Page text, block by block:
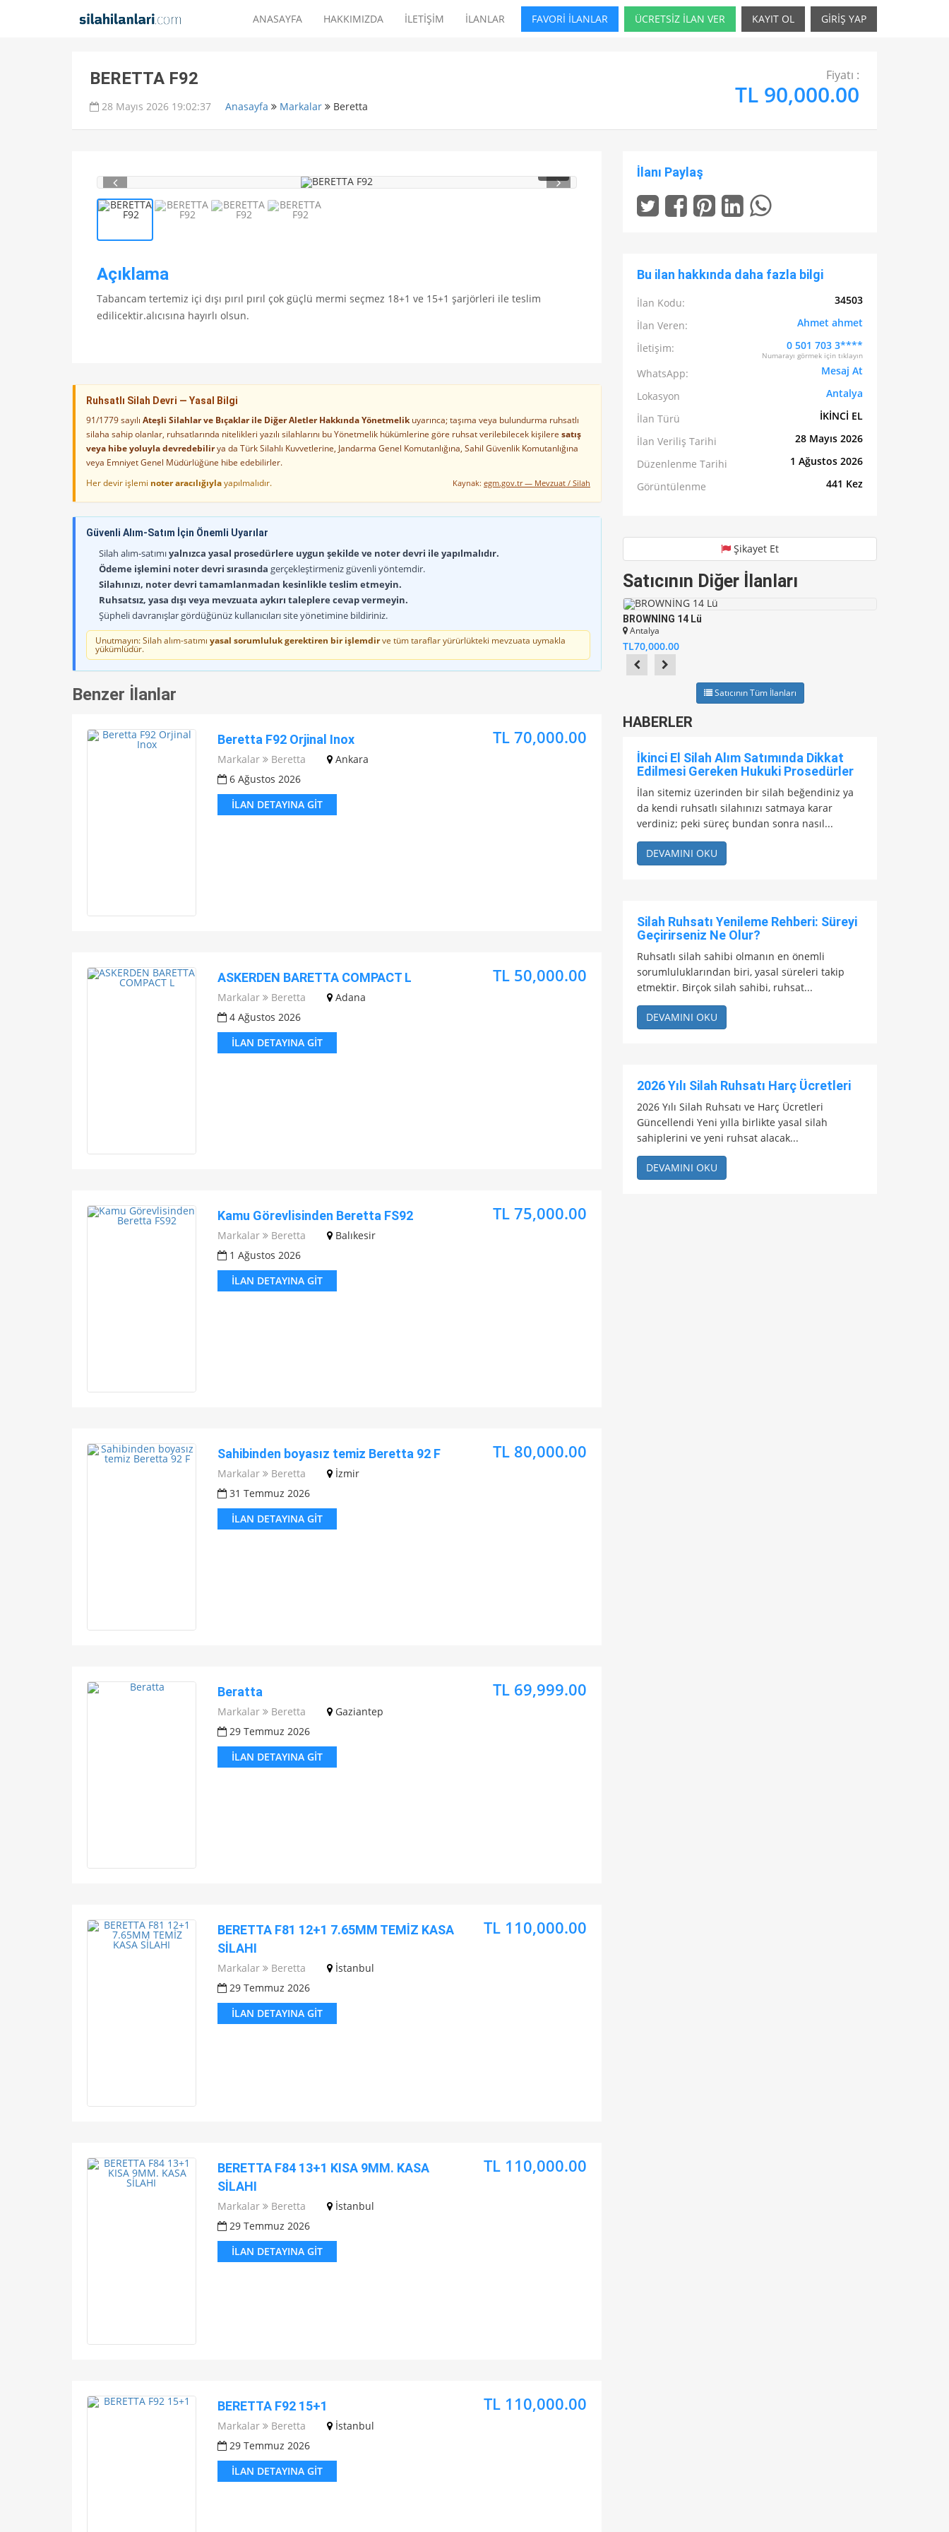
ANASAYFA HAKKIMIZDA İLETİŞİM İLANLAR FAVORİ İLANLAR ÜCRETSİZ İLAN VER KAYIT OL GİRİŞ YAP
BERETTA F92
28 Mayıs 2026 19:02:37 Anasayfa Markalar Beretta
Fiyatı :
TL 90,000.00
1/ 4
Açıklama
Tabancam tertemiz içi dışı pırıl pırıl çok güçlü mermi seçmez 18+1 ve 15+1 şarjörleri ile teslim
edilicektir.alıcısına hayırlı olsun.
Ruhsatlı Silah Devri — Yasal Bilgi
91/1779 sayılı Ateşli Silahlar ve Bıçaklar ile Diğer Aletler Hakkında Yönetmelikuyarınca; taşıma veya bulundurma ruhsatlı
silaha sahip olanlar, ruhsatlarında nitelikleri yazılı silahlarını bu Yönetmelik hükümlerine göre ruhsat verilebilecek kişilere satış
veya hibe yoluyla devredebilirya da Türk Silahlı Kuvvetlerine, Jandarma Genel Komutanlığına, Sahil Güvenlik Komutanlığına
veya Emniyet Genel Müdürlüğüne hibe edebilirler.
Her devir işlemi noter aracılığıylayapılmalıdır. Kaynak: egm.gov.tr — Mevzuat / Silah
Güvenli Alım-Satım İçin Önemli Uyarılar
Silah alım-satımıyalnızca yasal prosedürlere uygun şekilde ve noter devri ile yapılmalıdır.
Ödeme işlemini noter devri sırasında gerçekleştirmeniz güvenli yöntemdir.
Silahınızı, noter devri tamamlanmadan kesinlikle teslim etmeyin.
Ruhsatsız, yasa dışı veya mevzuata aykırı taleplere cevap vermeyin.
Şüpheli davranışlar gördüğünüz kullanıcıları site yönetimine bildiriniz.
Unutmayın: Silah alım-satımı yasal sorumluluk gerektiren bir işlemdirve tüm taraflar yürürlükteki mevzuata uymakla
yükümlüdür.
Benzer İlanlar
Beretta F92 Orjinal Inox
Markalar Beretta
Ankara
6 Ağustos 2026
İLAN DETAYINA GIT
TL 70,000.00
ASKERDEN BARETTA COMPACT L
Markalar Beretta
Adana
4 Ağustos 2026
İLAN DETAYINA GIT
TL 50,000.00
Kamu Görevlisinden Beretta FS92
Markalar Beretta
Balıkesir
1 Ağustos 2026
İLAN DETAYINA GIT
TL 75,000.00
Sahibinden boyasız temiz Beretta 92 F
Markalar Beretta
İzmir
31 Temmuz 2026
İLAN DETAYINA GIT
TL 80,000.00
Beratta
Markalar Beretta
Gaziantep
29 Temmuz 2026
İLAN DETAYINA GIT
TL 69,999.00
BERETTA F81 12+1 7.65MM TEMİZ KASA
SİLAHI
Markalar Beretta
İstanbul
29 Temmuz 2026
İLAN DETAYINA GIT
TL 110,000.00
BERETTA F84 13+1 KISA 9MM. KASA
SİLAHI
Markalar Beretta
İstanbul
29 Temmuz 2026
İLAN DETAYINA GIT
TL 110,000.00
BERETTA F92 15+1
Markalar Beretta
İstanbul
29 Temmuz 2026
İLAN DETAYINA GIT
TL 110,000.00
İlanı Paylaş
Bu ilan hakkında daha fazla bilgi
İlan Kodu:
34503
İlan Veren:
Ahmet ahmet
İletişim:
0 501 703 3****
Numarayı görmek için tıklayın
WhatsApp:
Mesaj At
Lokasyon
Antalya
İlan Türü
İKİNCİ EL
İlan Veriliş Tarihi
28 Mayıs 2026
Düzenlenme Tarihi
1 Ağustos 2026
Görüntülenme
441 Kez
Şikayet Et
Satıcının Diğer İlanları
BROWNİNG 14 Lü
Antalya
TL70,000.00
Satıcının Tüm İlanları
HABERLER
İkinci El Silah Alım Satımında Dikkat
Edilmesi Gereken Hukuki Prosedürler
İlan sitemiz üzerinden bir silah beğendiniz ya
da kendi ruhsatlı silahınızı satmaya karar
verdiniz; peki süreç bundan sonra nasıl...
DEVAMINI OKU
Silah Ruhsatı Yenileme Rehberi: Süreyi
Geçirirseniz Ne Olur?
Ruhsatlı silah sahibi olmanın en önemli
sorumluluklarından biri, yasal süreleri takip
etmektir. Birçok silah sahibi, ruhsat...
DEVAMINI OKU
2026 Yılı Silah Ruhsatı Harç Ücretleri
2026 Yılı Silah Ruhsatı ve Harç Ücretleri
Güncellendi Yeni yılla birlikte yasal silah
sahiplerini ve yeni ruhsat alacak...
DEVAMINI OKU